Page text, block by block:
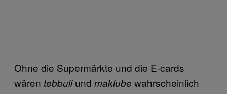
Ohne die Supermärkte und die E-cards
wären tebbuliund maklube wahrscheinlich